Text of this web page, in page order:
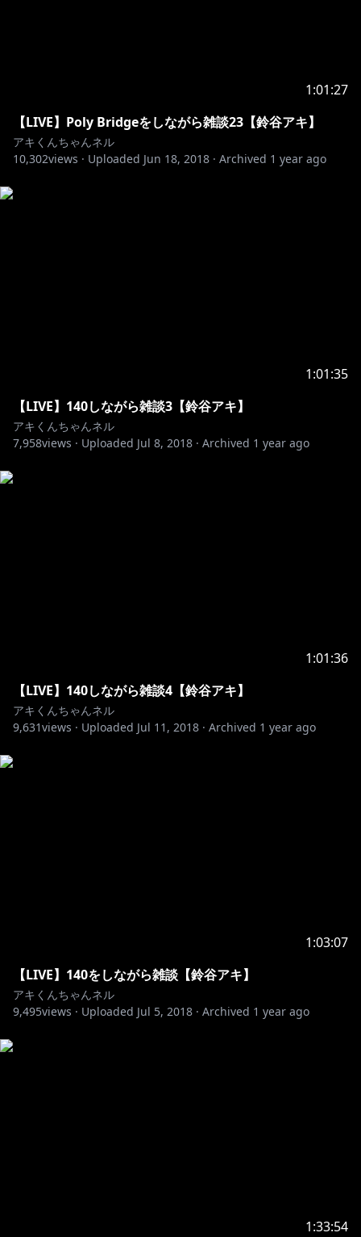
1:01:27
【LIVE】Poly Bridgeをしながら雑談23【鈴谷アキ】
アキくんちゃんネル
10,302views · Uploaded Jun 18, 2018 · Archived 1 year ago
1:01:35
【LIVE】140しながら雑談3【鈴谷アキ】
アキくんちゃんネル
7,958views · Uploaded Jul 8, 2018 · Archived 1 year ago
1:01:36
【LIVE】140しながら雑談4【鈴谷アキ】
アキくんちゃんネル
9,631views · Uploaded Jul 11, 2018 · Archived 1 year ago
1:03:07
【LIVE】140をしながら雑談【鈴谷アキ】
アキくんちゃんネル
9,495views · Uploaded Jul 5, 2018 · Archived 1 year ago
1:33:54